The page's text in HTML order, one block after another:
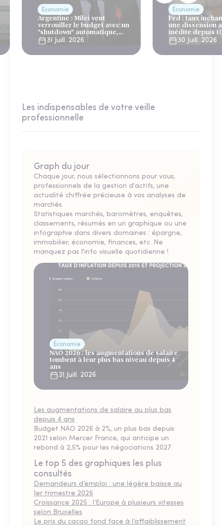
Économie
Argentine : Milei veut
verrouiller le budget avec un
"shutdown" automatique,
sous le regard bienveillant
du FMI
31 Juill. 2026
Économie
Fed : taux
une dissension
inédite depuis
30 Juill. 2026
Les indispensables de votre veille
professionnelle
Graph du jour
Chaque jour, nous sélectionnons pour vous,
professionnels de la gestion d'actifs, une
actualité chiffrée précieuse à vos analyses de
marchés.
Statistiques marchés, baromètres, enquêtes,
classements, résumés en un graphique ou une
infographie dans divers domaines : épargne,
immobilier, économie, finances, etc. Ne
manquez pas l'info visuelle quotidienne !
Économie
NAO 2026 : les augmentations de salaire
tombent à leur plus bas niveau depuis 4
ans
31 Juill. 2026
Les augmentations de salaire au plus bas
depuis 4 ans
Budget NAO 2026 à 2%, un plus bas depuis
2021 selon Mercer France, qui anticipe un
rebond à 2,5% pour les négociations 2027.
Le top 5 des graphiques les plus
consultés
Demandeurs d’emploi : une légère baisse au
1er trimestre 2026
Croissance 2025 : l’Europe à plusieurs vitesses
selon Bruxelles
Le prix du cacao fond face à l’affaiblissement